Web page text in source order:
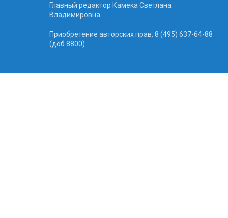
Главный редактор Камека Светлана
Владимировна
Приобретение авторских прав: 8 (495) 637-64-88
(доб.8800)